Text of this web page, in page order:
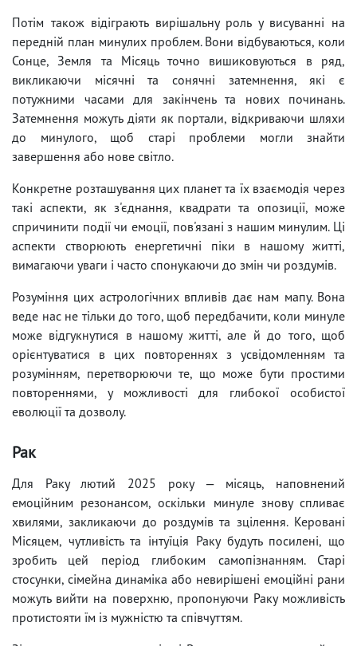
Потім також відіграють вирішальну роль у висуванні на
передній план минулих проблем. Вони відбуваються, коли
Сонце, Земля та Місяць точно вишиковуються в ряд,
викликаючи місячні та сонячні затемнення, які є
потужними часами для закінчень та нових починань.
Затемнення можуть діяти як портали, відкриваючи шляхи
до минулого, щоб старі проблеми могли знайти
завершення або нове світло.
Конкретне розташування цих планет та їх взаємодія через
такі аспекти, як з'єднання, квадрати та опозиції, може
спричинити події чи емоції, пов'язані з нашим минулим. Ці
аспекти створюють енергетичні піки в нашому житті,
вимагаючи уваги і часто спонукаючи до змін чи роздумів.
Розуміння цих астрологічних впливів дає нам мапу. Вона
веде нас не тільки до того, щоб передбачити, коли минуле
може відгукнутися в нашому житті, але й до того, щоб
орієнтуватися в цих повтореннях з усвідомленням та
розумінням, перетворюючи те, що може бути простими
повтореннями, у можливості для глибокої особистої
еволюції та дозволу.
Рак
Для Раку лютий 2025 року — місяць, наповнений
емоційним резонансом, оскільки минуле знову спливає
хвилями, закликаючи до роздумів та зцілення. Керовані
Місяцем, чутливість та інтуїція Раку будуть посилені, що
зробить цей період глибоким самопізнанням. Старі
стосунки, сімейна динаміка або невирішені емоційні рани
можуть вийти на поверхню, пропонуючи Раку можливість
протистояти їм із мужністю та співчуттям.